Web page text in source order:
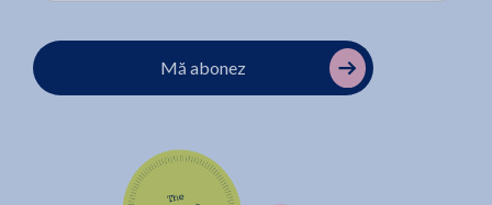
Mă abonez